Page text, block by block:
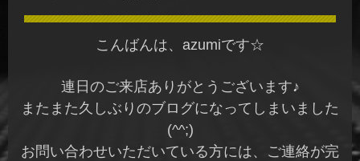
こんばんは、azumiです☆
連日のご来店ありがとうございます♪
またまた久しぶりのブログになってしまいました
(^^;)
お問い合わせいただいている方には、ご連絡が完